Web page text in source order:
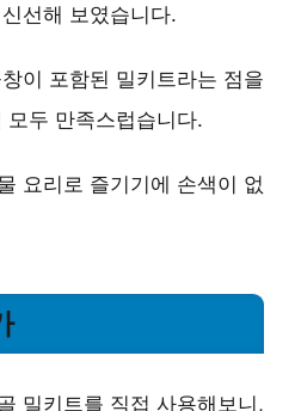
선해 보였습니다.
이 포함된 밀키트라는 점을
두 만족스럽습니다.
요리로 즐기기에 손색이 없
밀키트를 직접 사용해보니,